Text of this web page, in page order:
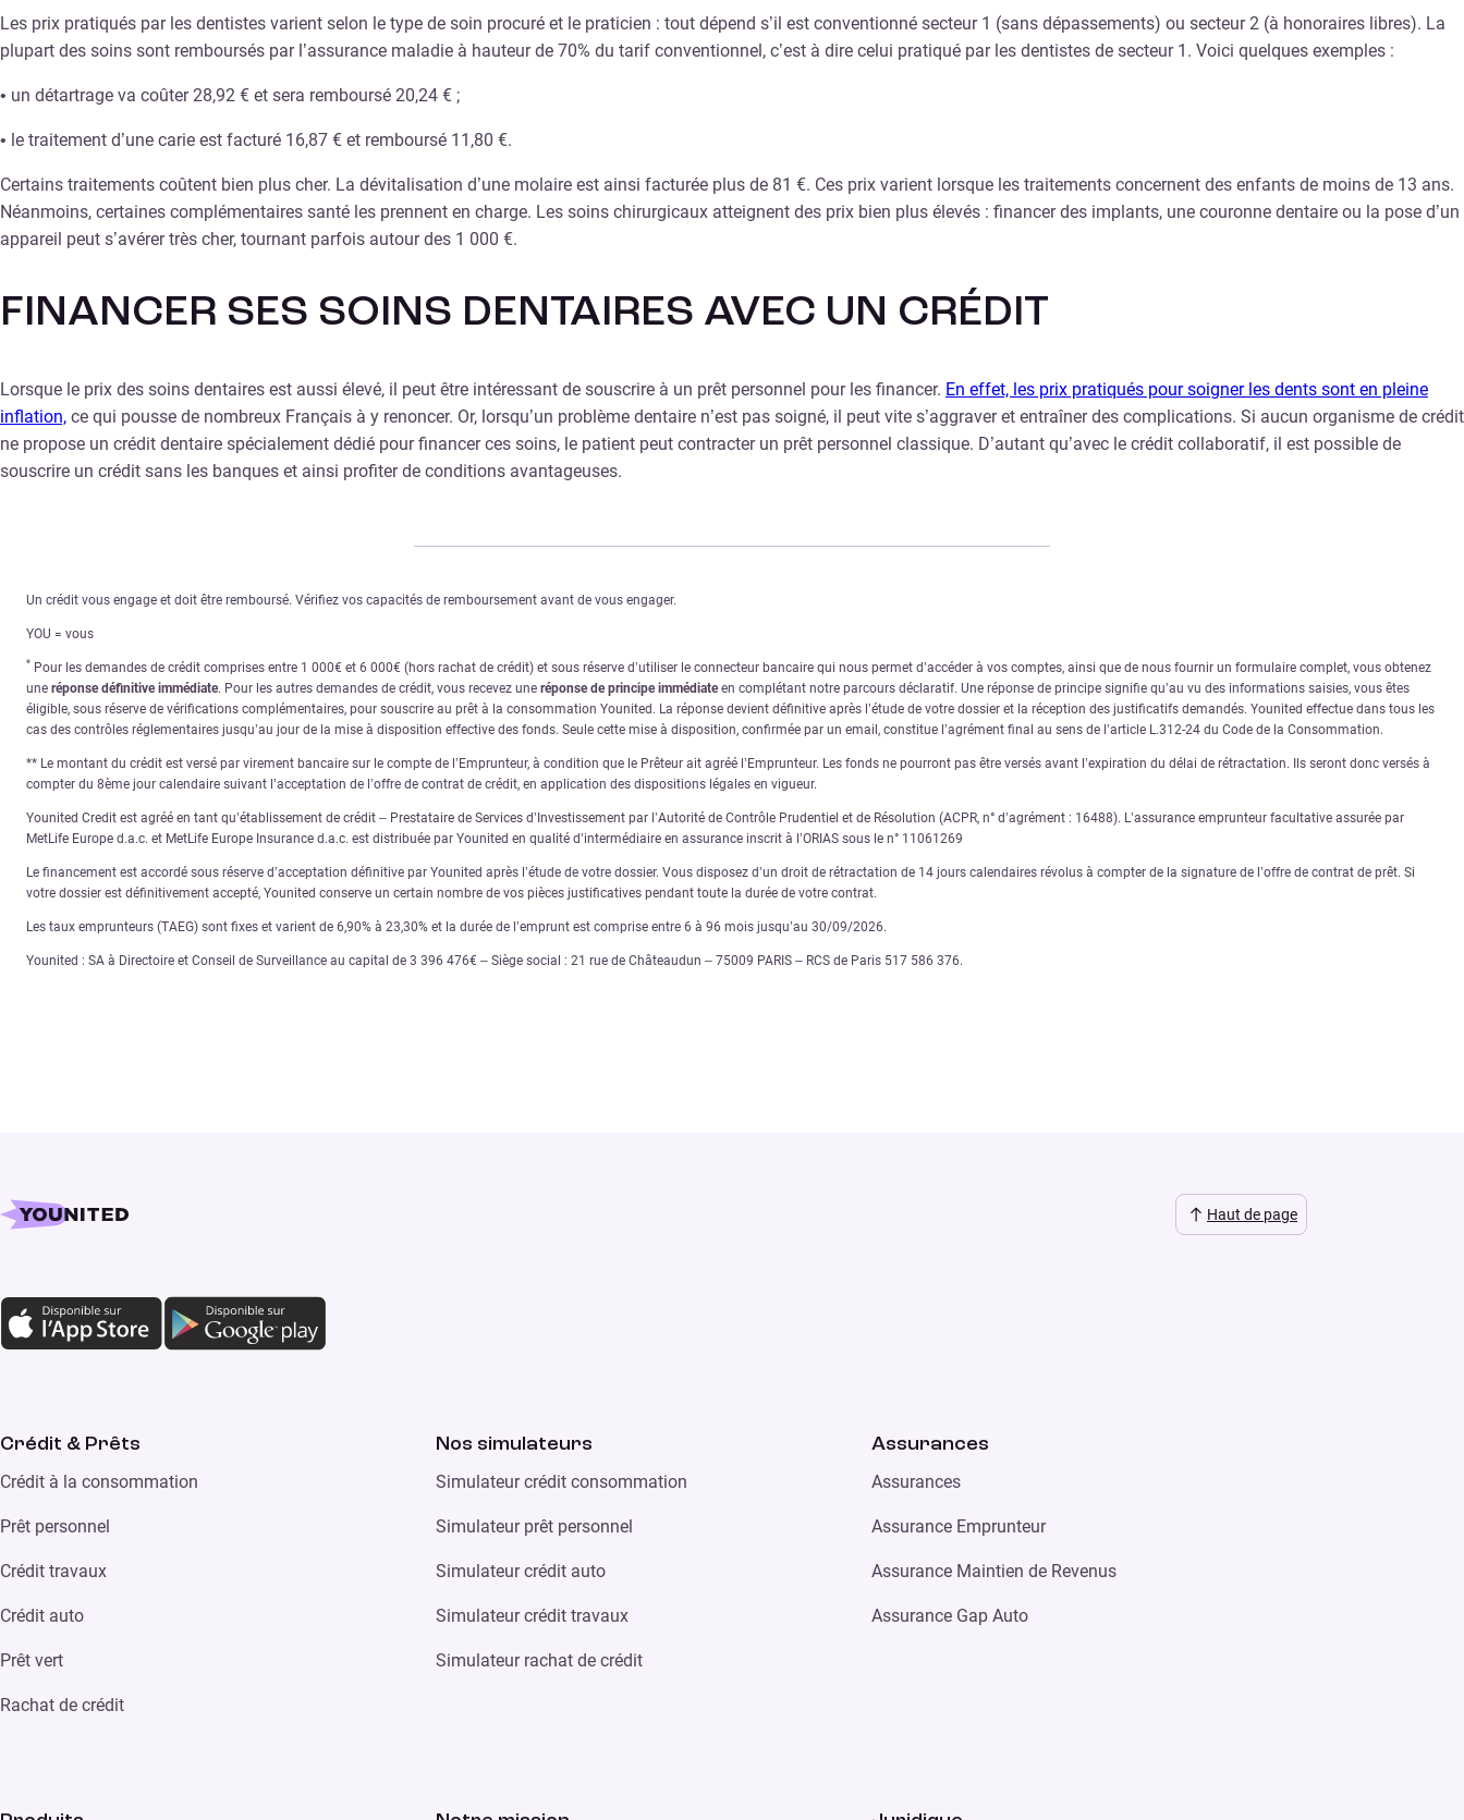
Les prix pratiqués par les dentistes varient selon le type de soin procuré et le praticien : tout dépend s’il est conventionné secteur 1 (sans dépassements) ou secteur 2 (à honoraires libres). La
plupart des soins sont remboursés par l’assurance maladie à hauteur de 70% du tarif conventionnel, c’est à dire celui pratiqué par les dentistes de secteur 1. Voici quelques exemples :
• un détartrage va coûter 28,92 € et sera remboursé 20,24 € ;
• le traitement d’une carie est facturé 16,87 € et remboursé 11,80 €.
Certains traitements coûtent bien plus cher. La dévitalisation d’une molaire est ainsi facturée plus de 81 €. Ces prix varient lorsque les traitements concernent des enfants de moins de 13 ans.
Néanmoins, certaines complémentaires santé les prennent en charge. Les soins chirurgicaux atteignent des prix bien plus élevés : financer des implants, une couronne dentaire ou la pose d’un
appareil peut s’avérer très cher, tournant parfois autour des 1 000 €.
FINANCER SES SOINS DENTAIRES AVEC UN CRÉDIT
Lorsque le prix des soins dentaires est aussi élevé, il peut être intéressant de souscrire à un prêt personnel pour les financer. En effet, les prix pratiqués pour soigner les dents sont en pleine
inflation, ce qui pousse de nombreux Français à y renoncer. Or, lorsqu’un problème dentaire n’est pas soigné, il peut vite s’aggraver et entraîner des complications. Si aucun organisme de crédit
ne propose un crédit dentaire spécialement dédié pour financer ces soins, le patient peut contracter un prêt personnel classique. D’autant qu’avec le crédit collaboratif, il est possible de
souscrire un crédit sans les banques et ainsi profiter de conditions avantageuses.
Un crédit vous engage et doit être remboursé. Vérifiez vos capacités de remboursement avant de vous engager.
YOU = vous
* Pour les demandes de crédit comprises entre 1 000€ et 6 000€ (hors rachat de crédit) et sous réserve d’utiliser le connecteur bancaire qui nous permet d’accéder à vos comptes, ainsi que de nous fournir un formulaire complet, vous obtenez
une réponse définitive immédiate. Pour les autres demandes de crédit, vous recevez une réponse de principe immédiateen complétant notre parcours déclaratif. Une réponse de principe signifie qu’au vu des informations saisies, vous êtes
éligible, sous réserve de vérifications complémentaires, pour souscrire au prêt à la consommation Younited. La réponse devient définitive après l’étude de votre dossier et la réception des justificatifs demandés. Younited effectue dans tous les
cas des contrôles réglementaires jusqu’au jour de la mise à disposition effective des fonds. Seule cette mise à disposition, confirmée par un email, constitue l’agrément final au sens de l’article L.312-24 du Code de la Consommation.
** Le montant du crédit est versé par virement bancaire sur le compte de l’Emprunteur, à condition que le Prêteur ait agréé l’Emprunteur. Les fonds ne pourront pas être versés avant l’expiration du délai de rétractation. Ils seront donc versés à
compter du 8ème jour calendaire suivant l’acceptation de l’offre de contrat de crédit, en application des dispositions légales en vigueur.
Younited Credit est agréé en tant qu’établissement de crédit – Prestataire de Services d’Investissement par l’Autorité de Contrôle Prudentiel et de Résolution (ACPR, n° d’agrément : 16488). L’assurance emprunteur facultative assurée par
MetLife Europe d.a.c. et MetLife Europe Insurance d.a.c. est distribuée par Younited en qualité d’intermédiaire en assurance inscrit à l’ORIAS sous le n° 11061269
Le financement est accordé sous réserve d’acceptation définitive par Younited après l’étude de votre dossier. Vous disposez d’un droit de rétractation de 14 jours calendaires révolus à compter de la signature de l’offre de contrat de prêt. Si
votre dossier est définitivement accepté, Younited conserve un certain nombre de vos pièces justificatives pendant toute la durée de votre contrat.
Les taux emprunteurs (TAEG) sont fixes et varient de 6,90% à 23,30% et la durée de l’emprunt est comprise entre 6 à 96 mois jusqu’au 30/09/2026.
Younited : SA à Directoire et Conseil de Surveillance au capital de 3 396 476€ – Siège social : 21 rue de Châteaudun – 75009 PARIS – RCS de Paris 517 586 376.
Haut de page
Crédit & Prêts
Crédit à la consommation
Prêt personnel
Crédit travaux
Crédit auto
Prêt vert
Rachat de crédit
Nos simulateurs
Simulateur crédit consommation
Simulateur prêt personnel
Simulateur crédit auto
Simulateur crédit travaux
Simulateur rachat de crédit
Assurances
Assurances
Assurance Emprunteur
Assurance Maintien de Revenus
Assurance Gap Auto